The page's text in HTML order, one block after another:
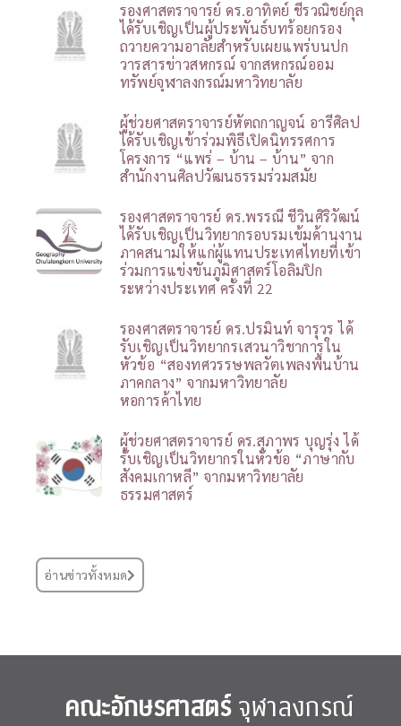
รองศาสตราจารย์ ดร.อาทิตย์ ชีรวณิชย์กุล
ได้รับเชิญเป็นผู้ประพันธ์บทร้อยกรอง
ถวายความอาลัยสำหรับเผยแพร่บนปก
วารสารข่าวสหกรณ์ จากสหกรณ์ออม
ทรัพย์จุฬาลงกรณ์มหาวิทยาลัย
ผู้ช่วยศาสตราจารย์หัตถกาญจน์ อารีศิลป
ได้รับเชิญเข้าร่วมพิธีเปิดนิทรรศการ
โครงการ “แพร่ – บ้าน – บ้าน” จาก
สำนักงานศิลปวัฒนธรรมร่วมสมัย
รองศาสตราจารย์ ดร.พรรณี ชีวินศิริวัฒน์
ได้รับเชิญเป็นวิทยากรอบรมเข้มด้านงาน
ภาคสนามให้แก่ผู้แทนประเทศไทยที่เข้า
ร่วมการแข่งขันภูมิศาสตร์โอลิมปิก
ระหว่างประเทศ ครั้งที่ 22
รองศาสตราจารย์ ดร.ปรมินท์ จารุวร ได้
รับเชิญเป็นวิทยากรเสวนาวิชาการใน
หัวข้อ “สองทศวรรษพลวัตเพลงพื้นบ้าน
ภาคกลาง” จากมหาวิทยาลัย
หอการค้าไทย
ผู้ช่วยศาสตราจารย์ ดร.สุภาพร บุญรุ่ง ได้
รับเชิญเป็นวิทยากรในหัวข้อ “ภาษากับ
สังคมเกาหลี” จากมหาวิทยาลัย
ธรรมศาสตร์
อ่านข่าวทั้งหมด
คณะอักษรศาสตร์จุฬาลงกรณ์